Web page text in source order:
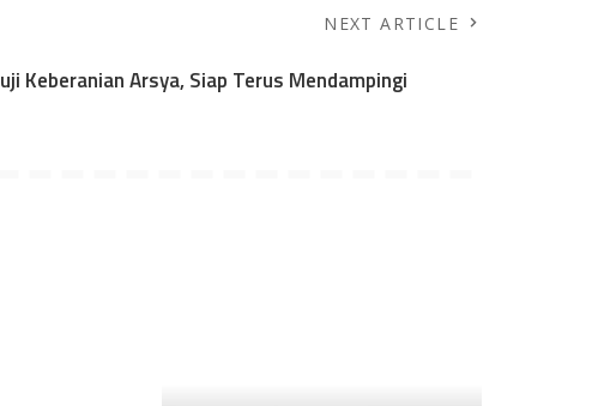
NEXT ARTICLE
Keberanian Arsya, Siap Terus Mendampingi